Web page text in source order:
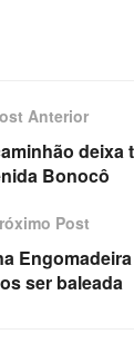
Anterior
deixa
Bonocô
Post
ser baleada